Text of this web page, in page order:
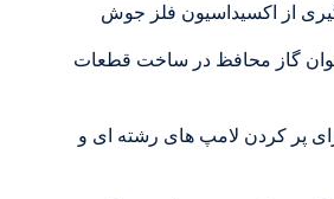
از اکسیداسیون فلز جوش
گاز محافظ در ساخت قطعات
پر کردن لامپ های رشته ای و